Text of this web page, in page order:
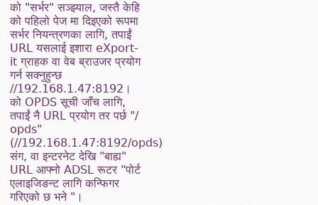
को "सर्भर" सञ्झ्याल, जस्तै केहि
को पहिलो पेज मा दिइएको रूपमा
सर्भर नियन्त्रणका लागि, तपाईं
URL यसलाई इशारा eXport-
it ग्राहक वा वेब ब्राउजर प्रयोग
गर्न सक्नुहुन्छ
//192.168.1.47:8192।
को OPDS सूची जाँच लागि,
तपाईं नै URL प्रयोग तर पर्छ "/
opds"
(//192.168.1.47:8192/opds)
संग, वा इन्टरनेट देखि "बाह्य"
URL आफ्नो ADSL रूटर "पोर्ट
एलाइजिङन्ट लागि कन्फिगर
गरिएको छ भने "।